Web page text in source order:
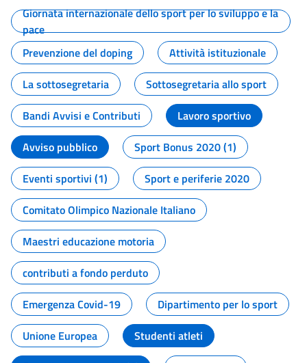
Giornata internazionale dello sport per lo sviluppo e la
pace
Prevenzione del doping
Attività istituzionale
La sottosegretaria
Sottosegretaria allo sport
Bandi Avvisi e Contributi
Lavoro sportivo
Avviso pubblico
Sport Bonus 2020 (1)
Eventi sportivi (1)
Sport e periferie 2020
Comitato Olimpico Nazionale Italiano
Maestri educazione motoria
contributi a fondo perduto
Emergenza Covid-19
Dipartimento per lo sport
Unione Europea
Studenti atleti